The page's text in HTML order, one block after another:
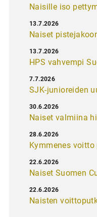
Naisille iso
Naiset
13.7.2026
HPS vahvempi
13.7.2026
SJK-junioreiden
7.7.2026
Naiset valmiina
30.6.2026
Kymmenes
28.6.2026
Naiset Suomen
22.6.2026
Naisten
22.6.2026